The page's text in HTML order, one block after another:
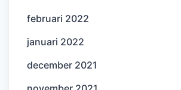
februari 2022
januari 2022
december 2021